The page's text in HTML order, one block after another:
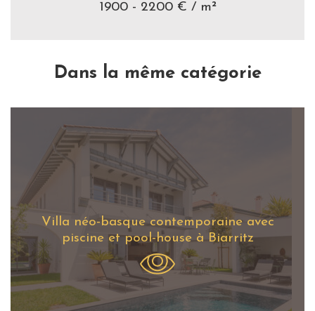
1900 - 2200 € / m²
Dans la même catégorie
Villa néo-basque contemporaine avec
piscine et pool-house à Biarritz